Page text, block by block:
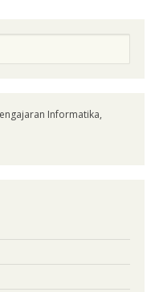
Informatika,